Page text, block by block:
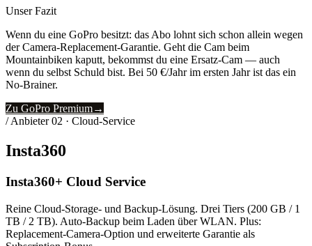
Unser Fazit
Wenn du eine GoPro besitzt: das Abo lohnt sich schon allein wegen
der Camera-Replacement-Garantie. Geht die Cam beim
Mountainbiken kaputt, bekommst du eine Ersatz-Cam — auch
wenn du selbst Schuld bist. Bei 50 €/Jahr im ersten Jahr ist das ein
No-Brainer.
Zu GoPro Premium→
/ Anbieter02 · Cloud-Service
Insta360
Insta360+ Cloud Service
Reine Cloud-Storage- und Backup-Lösung. Drei Tiers (200 GB / 1
TB / 2 TB). Auto-Backup beim Laden über WLAN. Plus:
Replacement-Camera-Option und erweiterte Garantie als